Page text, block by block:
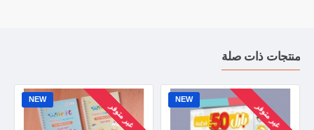
منتجات ذات صلة
NEW
غير متوفر
NEW
غير متوفر